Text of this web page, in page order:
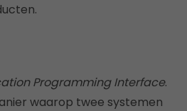
Programming Interface.
waarop twee systemen